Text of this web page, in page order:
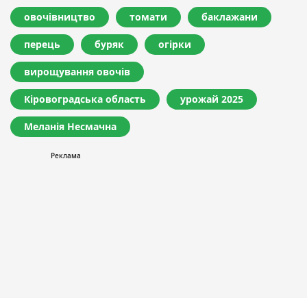
овочівництво томати баклажани
перець буряк огірки
вирощування овочів
Кіровоградська область урожай 2025
Меланія Несмачна